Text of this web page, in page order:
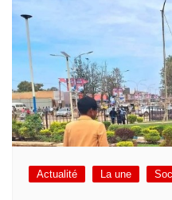
Actualité La une